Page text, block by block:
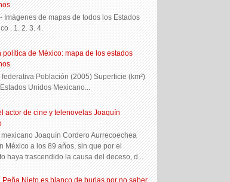
Imágenes de mapas de todos los Estados
. 1. 2. 3. 4.
política de México: mapa de los estados
Población (2005) Superficie (km²)
Unidos Mexicano...
actor de cine y telenovelas Joaquín
mexicano Joaquín Cordero Aurrecoechea
México a los 89 años, sin que por el
haya trascendido la causa del deceso, d...
Peña Nieto es blanco de burlas por no saber